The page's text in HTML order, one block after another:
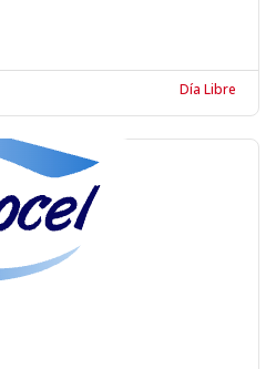
Día Libre